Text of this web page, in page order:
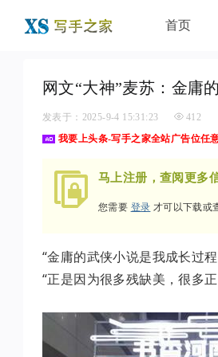
首页
网文“大神”麦苏：金庸
发表于：2025-9-4 15:31:23
412
我要上头条-写手之家全站广告位任
马上注册，查阅更多
您需要 登录 才可以下载或
“金庸的武侠小说是我成长过
“正是因为很多残缺美，很多